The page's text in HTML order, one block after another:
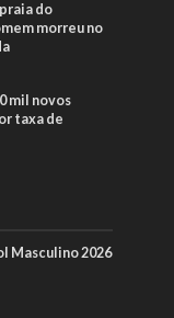
do
morreu no
mil novos
taxa de
Masculino 2026